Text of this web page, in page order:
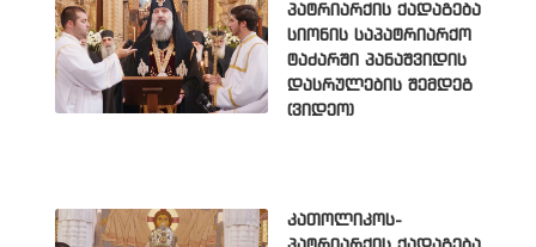
პატრიარქის ქადაგება
სიონის საპატრიარქო
ტაძარში პანაშვიდის
დასრულების შემდეგ
(ვიდეო)
კათოლიკოს-